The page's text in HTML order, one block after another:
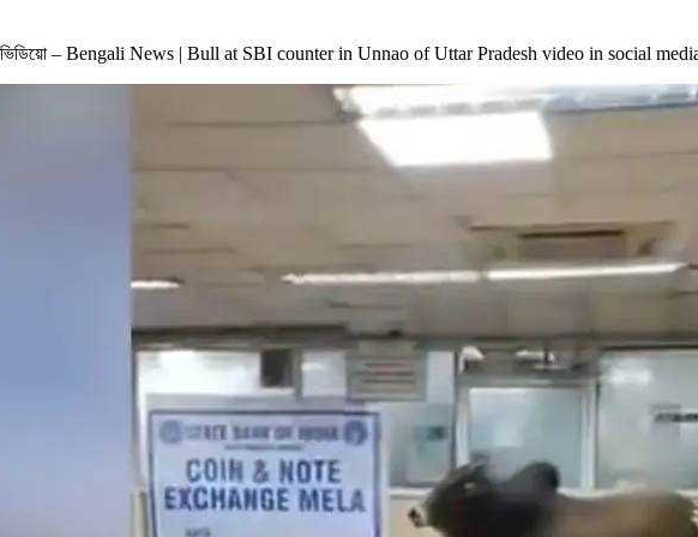
ভিডিয়ো – Bengali News | Bull at SBI counter in Unnao of Uttar Pradesh video in social